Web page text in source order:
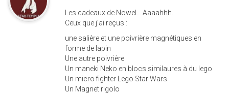
Les cadeaux de Nowel... Aaaahhh.
Ceux que j'ai reçus :
une salière et une poivrière magnétiques en
forme de lapin
Une autre poivrière
Un maneki Neko en blocs similaures à du lego
Un micro fighter Lego Star Wars
Un Magnet rigolo